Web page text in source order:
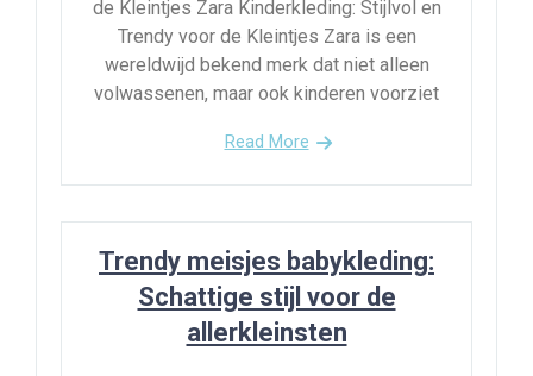
de Kleintjes Zara Kinderkleding: Stijlvol en
Trendy voor de Kleintjes Zara is een
wereldwijd bekend merk dat niet alleen
volwassenen, maar ook kinderen voorziet
Read More
Trendy meisjes babykleding:
Schattige stijl voor de
allerkleinsten